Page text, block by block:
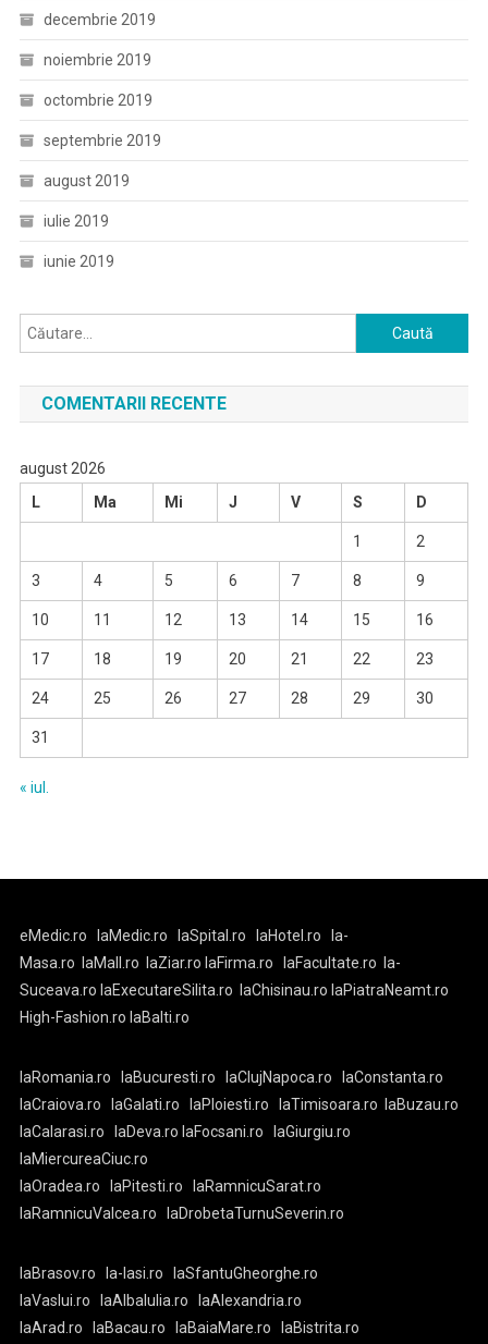
decembrie 2019
noiembrie 2019
octombrie 2019
septembrie 2019
august 2019
iulie 2019
iunie 2019
Caută
după:
COMENTARII RECENTE
august 2026
L
Ma Mi J V S D
1 2
3 4 5 6 7 8 9
10 11 12 13 14 15 16
17 18 19 20 21 22 23
24 25 26 27 28 29 30
31
« iul.
eMedic.ro laMedic.ro laSpital.ro laHotel.ro
la-
Masa.ro
laMall.ro laZiar.ro laFirma.ro laFacultate.ro
la-
Suceava.ro laExecutareSilita.ro laChisinau.ro laPiatraNeamt.ro
High-Fashion.ro laBalti.ro
laRomania.ro laBucuresti.ro laClujNapoca.ro
laConstanta.ro
laCraiova.ro
laGalati.ro laPloiesti.ro laTimisoara.ro
laBuzau.ro
laCalarasi.ro
laDeva.ro laFocsani.ro
laGiurgiu.ro
laMiercureaCiuc.ro
laOradea.ro
laPitesti.ro
laRamnicuSarat.ro
laRamnicuValcea.ro
laDrobetaTurnuSeverin.ro
laBrasov.ro la-Iasi.ro
laSfantuGheorghe.ro
laVaslui.ro
laAlbaIulia.ro
laAlexandria.ro
laArad.ro
laBacau.ro laBaiaMare.ro laBistrita.ro